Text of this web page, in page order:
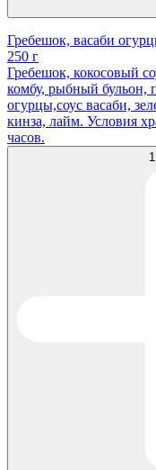
Гребешок, васаби
250 г
Гребешок, кокосовый
комбу, рыбный бульон,
огурцы,соус васаби,
кинза, лайм. Условия
часов.